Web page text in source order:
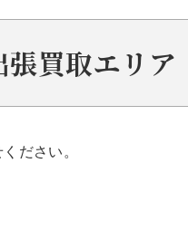
買取エリア
ださい。